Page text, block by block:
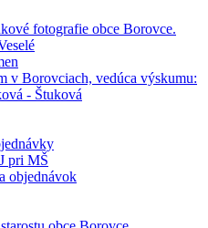
fotografie obce Borovce.
v Borovciach, vedúca výskumu:
- Štuková
pri MŠ
objednávok